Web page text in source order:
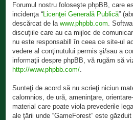
Forumul nostru foloseşte phpBB, care
incidenţa “Licenţei Generală Publică”
descărcat de lawww.phpbb.com .
discuţiile care au ca mijloc de
nu este responsabill în ceea ce site-ul
vedere al conţinutului permis şi/sau a
informaţii despre phpBB, vă rugăm să
http://www.phpbb.com/
Sunteţi de acord să nu scrieţi niciun
calomnios, de ură, ameninţare,
material care poate viola prevederile
ale ţării unde “GameForest” este